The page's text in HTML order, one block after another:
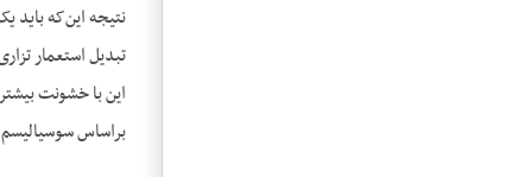
تبدیل استعمار
این با خشونت
براساس